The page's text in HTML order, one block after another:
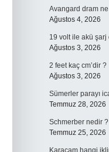
Avangard dram
Ağustos 4, 2026
19 volt ile akü şarj
Ağustos 3, 2026
2 feet kaç cm’dir ?
Ağustos 3, 2026
Sümerler parayı
Temmuz 28, 2026
Schmerber nedir ?
Temmuz 25, 2026
Karaçam hangi